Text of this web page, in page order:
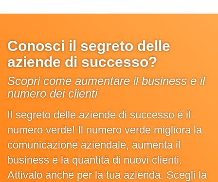
Conosci il segreto delle
aziende di successo?
Scopri come aumentare il business e il
numero dei clienti
Il segreto delle aziende di successo è il
numero verde! Il numero verde migliora la
comunicazione aziendale, aumenta il
business e la quantità di nuovi clienti.
Attivalo anche per la tua azienda. Scegli la